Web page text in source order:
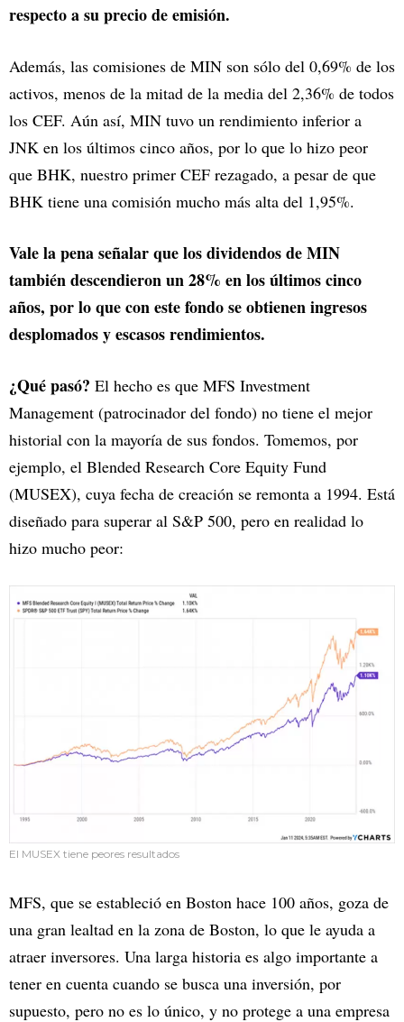
respecto a su precio de emisión.
Además, las comisiones de MIN son sólo del 0,69% de los
activos, menos de la mitad de la media del 2,36% de todos
los CEF. Aún así, MIN tuvo un rendimiento inferior a
JNK en los últimos cinco años, por lo que lo hizo peor
que BHK, nuestro primer CEF rezagado, a pesar de que
BHK tiene una comisión mucho más alta del 1,95%.
Vale la pena señalar que los dividendos de MIN
también descendieron un 28% en los últimos cinco
años, por lo que con este fondo se obtienen ingresos
desplomados y escasos rendimientos.
¿Qué pasó? El hecho es que MFS Investment
Management (patrocinador del fondo) no tiene el mejor
historial con la mayoría de sus fondos. Tomemos, por
ejemplo, el Blended Research Core Equity Fund
(MUSEX), cuya fecha de creación se remonta a 1994. Está
diseñado para superar al S&P 500, pero en realidad lo
hizo mucho peor:
El MUSEX tiene peores resultados
MFS, que se estableció en Boston hace 100 años, goza de
una gran lealtad en la zona de Boston, lo que le ayuda a
atraer inversores. Una larga historia es algo importante a
tener en cuenta cuando se busca una inversión, por
supuesto, pero no es lo único, y no protege a una empresa